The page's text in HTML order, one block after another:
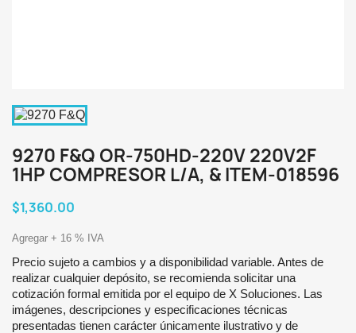
9270 F&Q OR-750HD-220V 220V2F
1HP COMPRESOR L/A, & ITEM-018596
$1,360.00
Agregar + 16 % IVA
Precio sujeto a cambios y a disponibilidad variable. Antes de
realizar cualquier depósito, se recomienda solicitar una
cotización formal emitida por el equipo de X Soluciones. Las
imágenes, descripciones y especificaciones técnicas
presentadas tienen carácter únicamente ilustrativo y de